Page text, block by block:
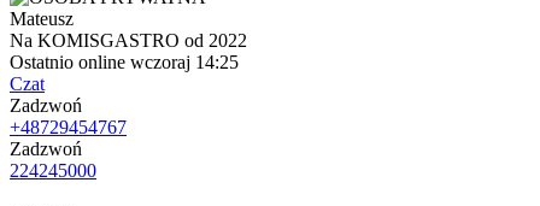
Mateusz
Na KOMISGASTRO od 2022
Ostatnio online wczoraj 14:25
Czat
Zadzwoń
+48729454767
Zadzwoń
224245000